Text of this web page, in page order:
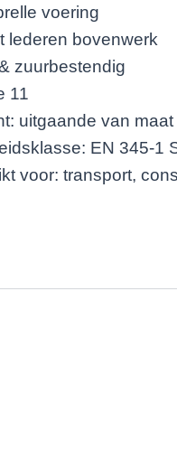
voering
lederen bovenwerk
zuurbestendig
11
uitgaande van
EN 345-1
voor: transport,